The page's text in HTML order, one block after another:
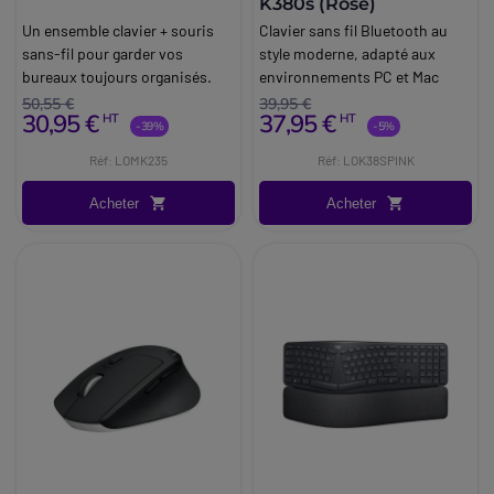
Un ensemble clavier + souris
sans-fil pour garder vos
bureaux toujours organisés.
50,55 €
30,95 € HT -39%
Réf: LOMK235
Acheter
Clavier sans fil Bluetooth au
style moderne, adapté aux
environnements PC et Mac
39,95 €
37,95 € HT -5%
Réf: LOK38SPINK
Acheter